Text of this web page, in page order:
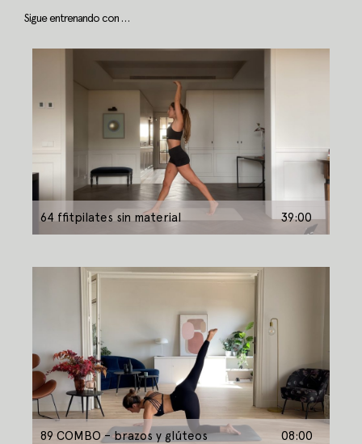
Sigue entrenando con …
64 ffitpilates sin material 39:00
89 COMBO – brazos y glúteos 08:00